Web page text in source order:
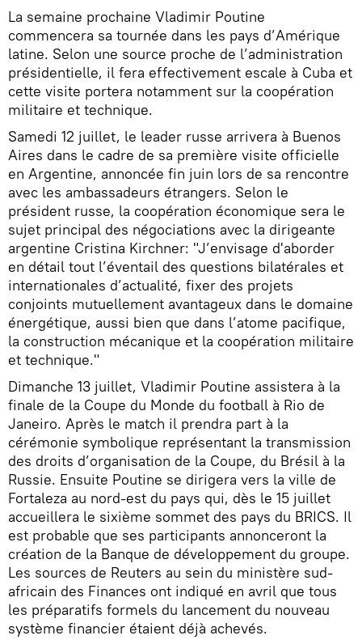
La semaine prochaine Vladimir Poutine
commencera sa tournée dans les pays d’Amérique
latine. Selon une source proche de l’administration
présidentielle, il fera effectivement escale à Cuba et
cette visite portera notamment sur la coopération
militaire et technique.
Samedi 12 juillet, le leader russe arrivera à Buenos
Aires dans le cadre de sa première visite officielle
en Argentine, annoncée fin juin lors de sa rencontre
avec les ambassadeurs étrangers. Selon le
président russe, la coopération économique sera le
sujet principal des négociations avec la dirigeante
argentine Cristina Kirchner: "J’envisage d'aborder
en détail tout l’éventail des questions bilatérales et
internationales d’actualité, fixer des projets
conjoints mutuellement avantageux dans le domaine
énergétique, aussi bien que dans l’atome pacifique,
la construction mécanique et la coopération militaire
et technique."
Dimanche 13 juillet, Vladimir Poutine assistera à la
finale de la Coupe du Monde du football à Rio de
Janeiro. Après le match il prendra part à la
cérémonie symbolique représentant la transmission
des droits d’organisation de la Coupe, du Brésil à la
Russie. Ensuite Poutine se dirigera vers la ville de
Fortaleza au nord-est du pays qui, dès le 15 juillet
accueillera le sixième sommet des pays du BRICS. Il
est probable que ses participants annonceront la
création de la Banque de développement du groupe.
Les sources de Reuters au sein du ministère sud-
africain des Finances ont indiqué en avril que tous
les préparatifs formels du lancement du nouveau
système financier étaient déjà achevés.